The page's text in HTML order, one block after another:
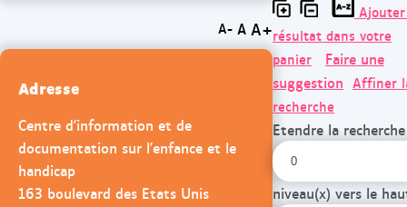
résultat dans votre
panier
Faire une
suggestion Affiner
recherche
Etendre la
niveau(x) vers le
A- A A+
Adresse
Centre d'information et de
documentation sur l'enfance et le
handicap
163 boulevard des Etats Unis